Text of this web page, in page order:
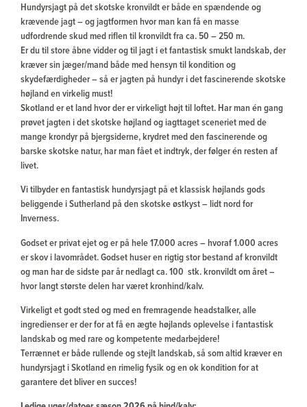
Hundyrsjagt på det skotske kronvildt er både en spændende og
krævende jagt – og jagtformen hvor man kan få en masse
udfordrende skud med riflen til kronvildt fra ca. 50 – 250 m.
Er du til store åbne vidder og til jagt i et fantastisk smukt landskab, der
kræver sin jæger/mand både med hensyn til kondition og
skydefærdigheder – så er jagten på hundyr i det fascinerende skotske
højland en virkelig must!
Skotland er et land hvor der er virkeligt højt til loftet. Har man én gang
prøvet jagten i det skotske højland og iagttaget sceneriet med de
mange krondyr på bjergsiderne, krydret med den fascinerende og
barske skotske natur, har man fået et indtryk, der følger én resten af
livet.
Vi tilbyder en fantastisk hundyrsjagt på et klassisk højlands gods
beliggende i Sutherland på den skotske østkyst – lidt nord for
Inverness.
Godset er privat ejet og er på hele 17.000 acres – hvoraf 1.000 acres
er skov i lavområdet. Godset huser en rigtig stor bestand af kronvildt
og man har de sidste par år nedlagt ca. 100 stk. kronvildt om året –
hvor langt største delen har været kronhind/kalv.
Virkeligt et godt sted og med en fremragende headstalker, alle
ingredienser er der for at få en ægte højlands oplevelse i fantastisk
landskab og med rare og kompetente medarbejdere!
Terrænnet er både rullende og stejlt landskab, så som altid kræver en
hundyrsjagt i Skotland en rimelig fysik og en ok kondition for at
garantere det bliver en succes!